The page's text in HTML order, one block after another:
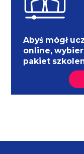
Abyś mógł
online,
pakiet